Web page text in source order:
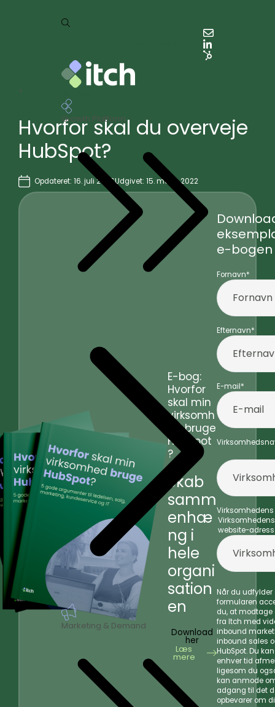
Growth Platform
Marketing & Demand
>
Hvorfor skal du overveje
HubSpot?
Opdateret: 16. juli 2026Udgivet: 15. marts 2022
E-bog:
Hvorfor
skal min
virksomh
ed bruge
HubSpot
?
Skab
samm
enhæ
ng i
hele
organi
sation
en
Download
her
Læs
mere
e-bogen
Fornavn*
Efternavn*
E-mail*
Virksomhedens
Virksomhedens
website-
Når du udfylder
formularen
du, at
fra Itch med
inbound
inbound sales
HubSpot. Du
enhver tid
ligesom du
kan anmode
adgang til det
opbevarer om